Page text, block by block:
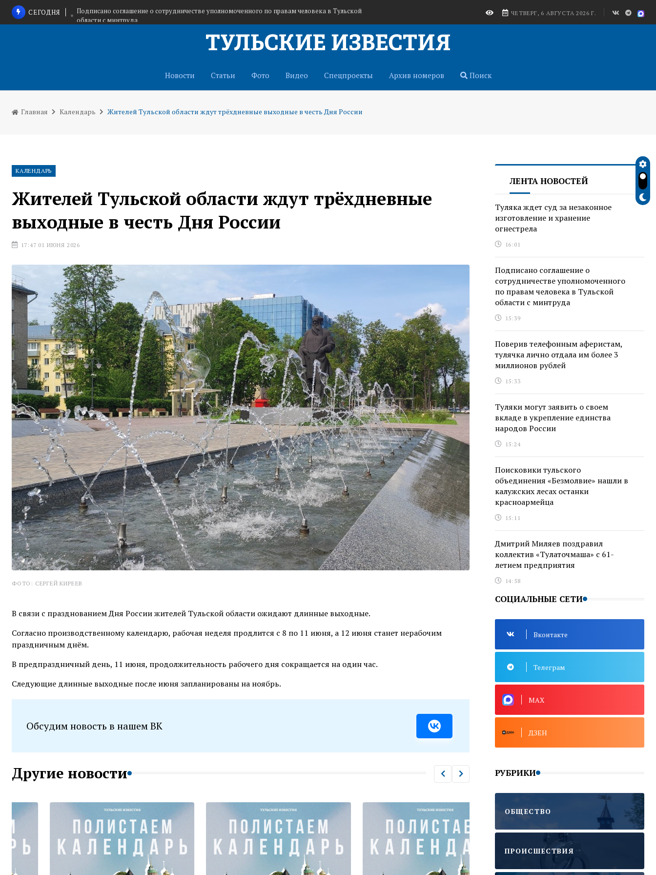
СЕГОДНЯ
Подписано соглашение о сотрудничестве уполномоченного по правам человека в Тульской
области с минтруда
Туляка ждет суд за незаконное изготовление и хранение огнестрела
ЧЕТВЕРГ, 6 АВГУСТА 2026 Г.
Новости Статьи Фото Видео Спецпроекты Архив номеров Поиск
Главная Календарь Жителей Тульской области ждут трёхдневные выходные в честь Дня России
КАЛЕНДАРЬ
Жителей Тульской области ждут трёхдневные
выходные в честь Дня России
17:47 01 ИЮНЯ 2026
ФОТО: СЕРГЕЙ КИРЕЕВ
В связи с празднованием Дня России жителей Тульской области ожидают длинные выходные.
Согласно производственному календарю, рабочая неделя продлится с 8 по 11 июня, а 12 июня станет нерабочим
праздничным днём.
В предпраздничный день, 11 июня, продолжительность рабочего дня сокращается на один час.
Следующие длинные выходные после июня запланированы на ноябрь.
Обсудим новость в нашем ВК
Другие новости
ЛЕНТА НОВОСТЕЙ
Туляка ждет суд за незаконное
изготовление и хранение
огнестрела
16:01
Подписано соглашение о
сотрудничестве уполномоченного
по правам человека в Тульской
области с минтруда
15:39
Поверив телефонным аферистам,
тулячка лично отдала им более 3
миллионов рублей
15:33
Туляки могут заявить о своем
вкладе в укрепление единства
народов России
15:24
Поисковики тульского
объединения «Безмолвие» нашли в
калужских лесах останки
красноармейца
15:11
Дмитрий Миляев поздравил
коллектив «Тулаточмаша» с 61-
летием предприятия
14:58
СОЦИАЛЬНЫЕ СЕТИ
Вконтакте
Телеграм
MAX
ДЗЕН
РУБРИКИ
ОБЩЕСТВО
ПРОИСШЕСТВИЯ